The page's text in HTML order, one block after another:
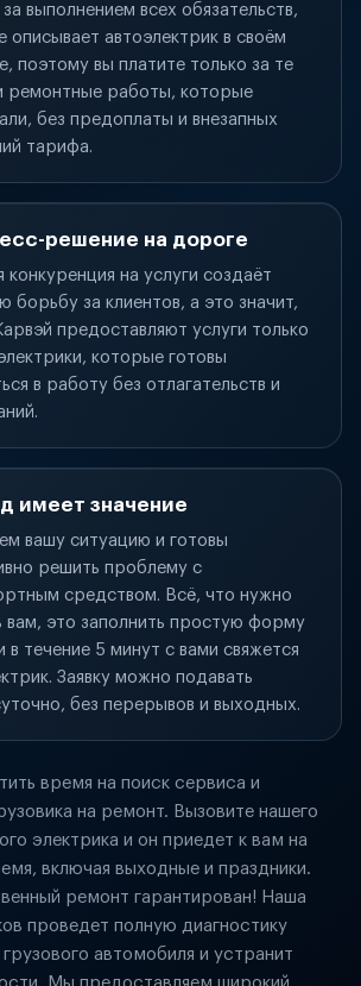
выполнением всех обязательств,
описывает автоэлектрик в своём
поэтому вы платите только за те
ремонтные работы, которые
без предоплаты и внезапных
тарифа.
решение на дороге
конкуренция на услуги создаёт
борьбу за клиентов, а это значит,
предоставляют услуги только
которые готовы
в работу без отлагательств и
имеет значение
вашу ситуацию и готовы
решить проблему с
средством. Всё, что нужно
вам, это заполнить простую форму
в течение 5 минут с вами свяжется
Заявку можно подавать
без перерывов и выходных.
время на поиск сервиса и
на ремонт. Вызовите нашего
электрика и он приедет к вам на
включая выходные и праздники.
ремонт гарантирован! Наша
проведет полную диагностику
автомобиля и устранит